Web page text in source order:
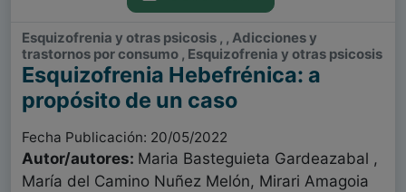
Esquizofrenia y otras psicosis , , Adicciones y
trastornos por consumo , Esquizofrenia y otras psicosis
Esquizofrenia Hebefrénica: a
propósito de un caso
Fecha Publicación: 20/05/2022
Autor/autores: Maria Basteguieta Gardeazabal ,
María del Camino Nuñez Melón, Mirari Amagoia